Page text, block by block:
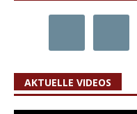
AKTUELLE VIDEOS